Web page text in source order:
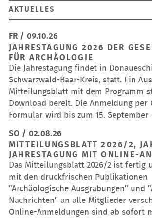
AKTUELLES
FR / 09.10.26
JAHRESTAGUNG 2026 DER
FÜR ARCHÄOLOGIE
Die Jahrestagung findet in
Schwarzwald-Baar-Kreis, statt. Ein
Mitteilungsblatt mit dem Programm
Download bereit. Die Anmeldung per
Formular wird bis zum 15. September
SO / 02.08.26
MITTEILUNGSBLATT 2026/2,
JAHRESTAGUNG MIT ONLINE-
Das Mitteilungsblatt 2026/2 ist fertig
mit den druckfrischen Publikationen
"Archäologische Ausgrabungen" und
Nachrichten" an alle Mitglieder
Online-Anmeldungen sind ab sofort